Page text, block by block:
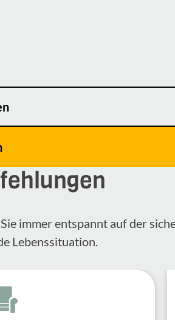
immer entspannt auf der
Lebenssituation.